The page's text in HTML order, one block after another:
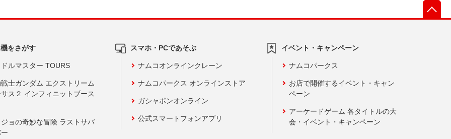
をさがす
ルマスター TOURS
士ガンダム エクストリーム
ス２ インフィニットブース
ョの奇妙な冒険 ラストサバ
スマホ・PCであそぶ
ナムコオンラインクレーン
ナムコパークス オンラインストア
ガシャポンオンライン
公式スマートフォンアプリ
イベント・キャンペーン
ナムコパークス
お店で開催するイベント・キャン
ペーン
アーケードゲーム 各タイトルの大
会・イベント・キャンペーン